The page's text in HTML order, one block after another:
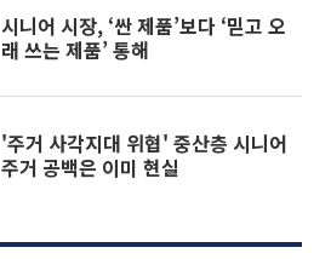
시니어 시장, ‘싼 제품’보다 ‘믿고 오
래 쓰는 제품’ 통해
'주거 사각지대 위협' 중산층 시니어
주거 공백은 이미 현실